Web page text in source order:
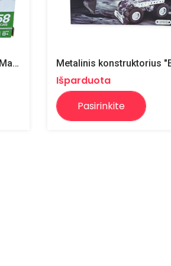
Metalinis konstruktorius "Mašina"
Išparduota
Pasirinkite